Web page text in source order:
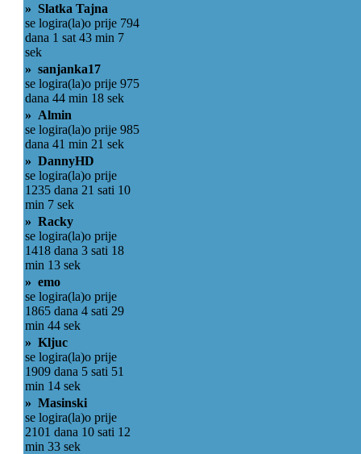
» Slatka Tajna
se logira(la)o prije 794
dana 1 sat 43 min 7
sek
» sanjanka17
se logira(la)o prije 975
dana 44 min 18 sek
» Almin
se logira(la)o prije 985
dana 41 min 21 sek
» DannyHD
se logira(la)o prije
1235 dana 21 sati 10
min 7 sek
» Racky
se logira(la)o prije
1418 dana 3 sati 18
min 13 sek
» emo
se logira(la)o prije
1865 dana 4 sati 29
min 44 sek
» Kljuc
se logira(la)o prije
1909 dana 5 sati 51
min 14 sek
» Masinski
se logira(la)o prije
2101 dana 10 sati 12
min 33 sek